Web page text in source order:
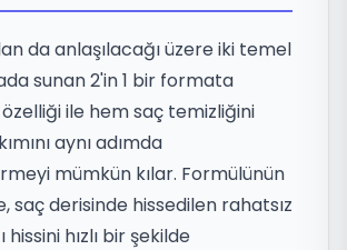
da anlaşılacağı üzere iki temel
sunan 2'in 1 bir formata
ile hem saç temizliğini
aynı adımda
mümkün kılar. Formülünün
saç derisinde hissedilen rahatsız
hissini hızlı bir şekilde